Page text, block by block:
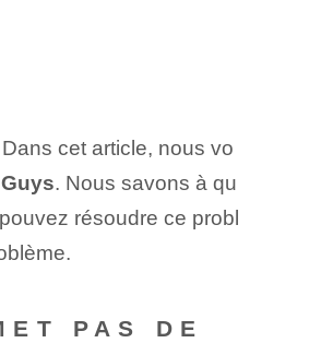
cet article, nous vo
. Nous savons à qu
résoudre ce probl
PAS DE